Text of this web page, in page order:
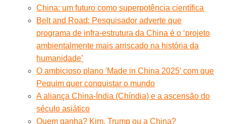
China: um futuro como superpotência científica
Belt and Road: Pesquisador adverte que
programa de infra-estrutura da China é o ‘projeto
ambientalmente mais arriscado na história da
humanidade’
O ambicioso plano 'Made in China 2025' com que
Pequim quer conquistar o mundo
A aliança China-Índia (Chíndia) e a ascensão do
século asiático
Quem ganha? Kim, Trump ou a China?